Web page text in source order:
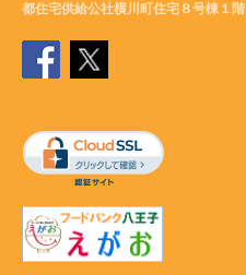
都住宅供給公社横川町住宅８号棟１階